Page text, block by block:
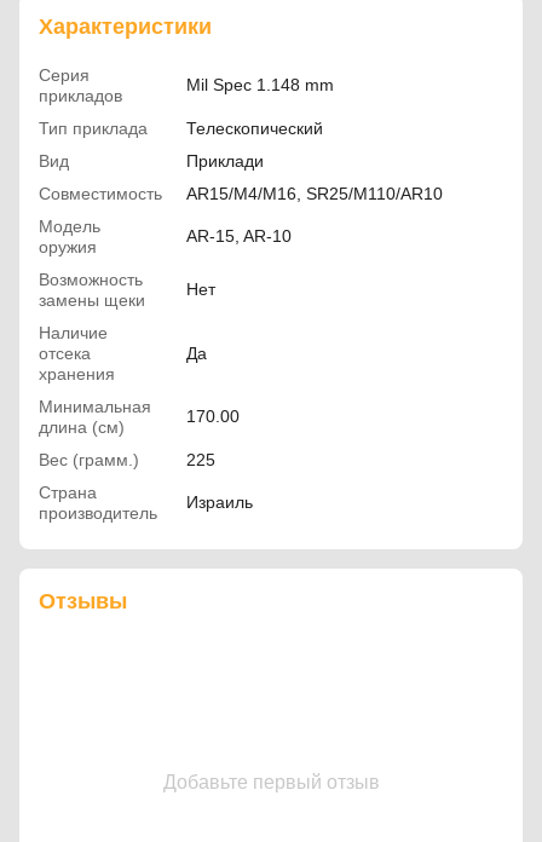
Характеристики
Серия
прикладов
Mil Spec 1.148 mm
Тип приклада
Телескопический
Вид
Приклади
Совместимость
AR15/M4/M16, SR25/M110/AR10
Модель
оружия
AR-15, AR-10
Возможность
замены щеки
Нет
Наличие
отсека
хранения
Да
Минимальная
длина (см)
170.00
Вес (грамм.)
225
Страна
производитель
Израиль
Отзывы
Добавьте первый отзыв